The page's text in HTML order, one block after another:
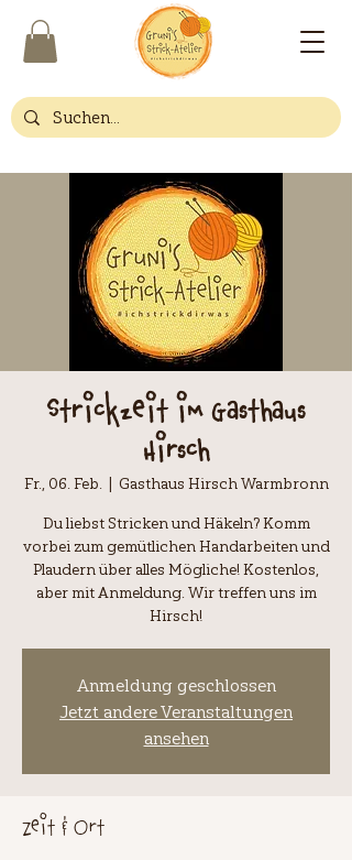
Strickzeit im Gasthaus
Hirsch
Fr., 06. Feb.
  |
Gasthaus Hirsch Warmbronn
Du liebst Stricken und Häkeln? Komm
vorbei zum gemütlichen Handarbeiten und
Plaudern über alles Mögliche! Kostenlos,
aber mit Anmeldung. Wir treffen uns im
Hirsch!
Anmeldung geschlossen
Jetzt andere Veranstaltungen
ansehen
Zeit & Ort